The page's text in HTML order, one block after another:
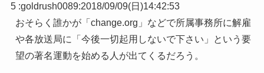
5 :goldrush0089:2018/09/09(日)14:42:53
おそらく誰かが「change.org」などで所属事務所に解雇
や各放送局に「今後一切起用しないで下さい」という要
望の著名運動を始める人が出てくるだろう。